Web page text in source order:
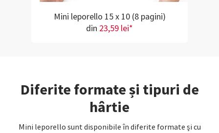
Mini leporello 15 x 10 (8 pagini)
din 23,59 lei*
Diferite formate și tipuri de
hârtie
Mini leporello sunt disponibile în diferite formate și cu